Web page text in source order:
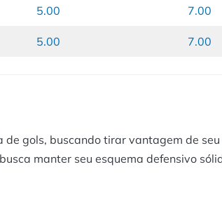
5.00 7.00
5.00 7.00
gols, buscando tirar vantagem de
manter seu esquema defensivo